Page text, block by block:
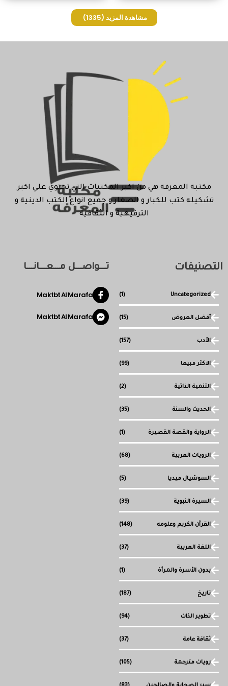
مشاهدة المزيد (1335)
مكتبة المعرفة هي من اكبر المكتبات التي تحتوي علي اكبر
تشكيله كتب للكبار و الصغار و جميع انواع الكتب الدينية و
الترفيهية و الثقافية
التصنيفات
Uncategorized
(1)
أفضل العروض (15)
الأدب (157)
الاكثر مبيعا (99)
التنمية الذاتية (2)
الحديث والسنة (35)
الرواية والقصة القصيرة (1)
الرويات العربية (68)
السوشيال ميديا (5)
السيرة النبوية (39)
القرآن الكريم وعلومه (148)
اللغة العربية (37)
بدون الأسرة والمرأة (1)
تاريخ (187)
تطوير الذات (94)
ثقافة عامة (37)
رويات مترجمة (105)
تـــواصـــل مـــعـــانـــا
Maktbt Al Marafa
Maktbt Al Marafa